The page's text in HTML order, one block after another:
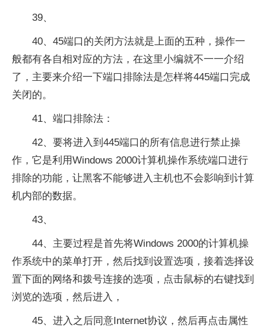
39、
40、45端口的关闭方法就是上面的五种，操作一
般都有各自相对应的方法，在这里小编就不一一介绍
了，主要来介绍一下端口排除法是怎样将445端口完成
关闭的。
41、端口排除法：
42、要将进入到445端口的所有信息进行禁止操
作，它是利用Windows 2000计算机操作系统端口进行
排除的功能，让黑客不能够进入主机也不会影响到计算
机内部的数据。
43、
44、主要过程是首先将Windows 2000的计算机操
作系统中的菜单打开，然后找到设置选项，接着选择设
置下面的网络和拨号连接的选项，点击鼠标的右键找到
浏览的选项，然后进入，
45、进入之后同意Internet协议，然后再点击属性